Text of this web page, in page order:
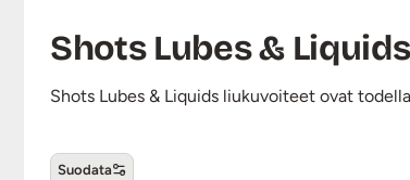
Shots Lubes & Liquids
Shots Lubes & Liquids liukuvoiteet ovat
Suodata